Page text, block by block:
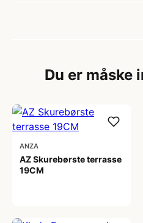
Du er måske
ANZA
AZ Skurebørste terrasse
19CM